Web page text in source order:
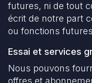
futures, ni de tout
écrit de notre part
ou fonctions
Essai et services
Nous pouvons
offres et